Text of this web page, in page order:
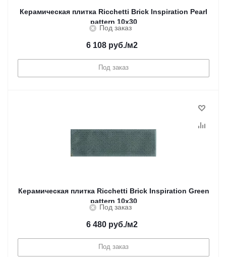
Керамическая плитка Ricchetti Brick Inspiration Pearl
pattern 10x30
Под заказ
6 108руб./м2
Под заказ
Керамическая плитка Ricchetti Brick Inspiration Green
pattern 10x30
Под заказ
6 480руб./м2
Под заказ